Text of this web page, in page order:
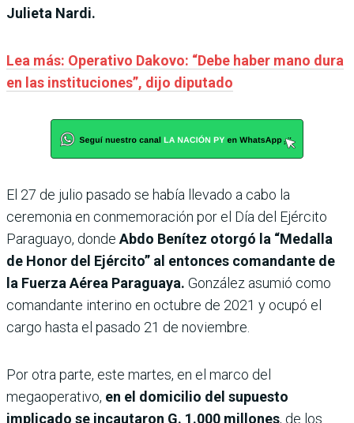
Julieta Nardi.
Lea más: Operativo Dakovo: “Debe haber mano dura
en las instituciones”, dijo diputado
El 27 de julio pasado se había llevado a cabo la
ceremonia en conmemoración por el Día del Ejército
Paraguayo, donde Abdo Benítez otorgó la “Medalla
de Honor del Ejército” al entonces comandante de
la Fuerza Aérea Paraguaya. González asumió como
comandante interino en octubre de 2021 y ocupó el
cargo hasta el pasado 21 de noviembre.
Por otra parte, este martes, en el marco del
megaoperativo, en el domicilio del supuesto
implicado se incautaron G. 1.000 millones, de los